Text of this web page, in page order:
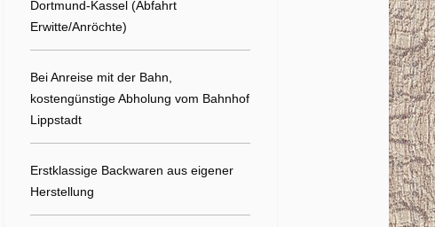
Dortmund-Kassel (Abfahrt
Erwitte/Anröchte)
Bei Anreise mit der Bahn,
kostengünstige Abholung vom Bahnhof
Lippstadt
Erstklassige Backwaren aus eigener
Herstellung